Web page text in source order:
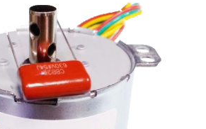
خروج از حساب کاربری